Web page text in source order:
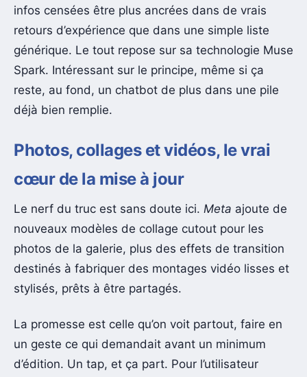
infos censées être plus ancrées dans de vrais
retours d’expérience que dans une simple liste
générique. Le tout repose sur sa technologie Muse
Spark. Intéressant sur le principe, même si ça
reste, au fond, un chatbot de plus dans une pile
déjà bien remplie.
Photos, collages et vidéos, le vrai
cœur de la mise à jour
Le nerf du truc est sans doute ici. Meta ajoute de
nouveaux modèles de collage cutout pour les
photos de la galerie, plus des effets de transition
destinés à fabriquer des montages vidéo lisses et
stylisés, prêts à être partagés.
La promesse est celle qu’on voit partout, faire en
un geste ce qui demandait avant un minimum
d’édition. Un tap, et ça part. Pour l’utilisateur